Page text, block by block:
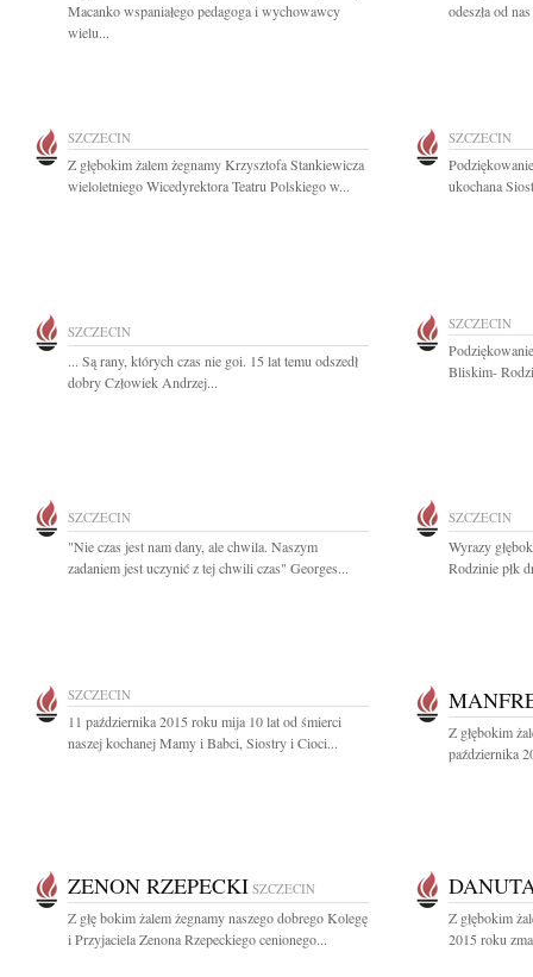
Macanko wspaniałego pedagoga i wychowawcy
wielu...
odeszła od
SZCZECIN
Z głębokim żalem żegnamy Krzysztofa Stankiewicza
wieloletniego Wicedyrektora Teatru Polskiego w...
SZCZECIN
ukochana
SZCZECIN
... Są rany, których czas nie goi. 15 lat temu odszedł
dobry Człowiek Andrzej...
SZCZECIN
Bliskim-
SZCZECIN
"Nie czas jest nam dany, ale chwila. Naszym
zadaniem jest uczynić z tej chwili czas" Georges...
SZCZECIN
Wyrazy
Rodzinie płk
SZCZECIN
11 października 2015 roku mija 10 lat od śmierci
naszej kochanej Mamy i Babci, Siostry i Cioci...
Z głębokim
października
ZENON RZEPECKI SZCZECIN
Z głę bokim żalem żegnamy naszego dobrego Kolegę
i Przyjaciela Zenona Rzepeckiego cenionego...
Z głębokim
2015 roku